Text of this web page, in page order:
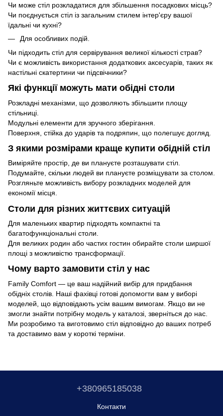
Чи може стіл розкладатися для збільшення посадкових місць?
Чи поєднується стіл із загальним стилем інтер'єру вашої
їдальні чи кухні?
Для особливих подій.
Чи підходить стіл для сервірування великої кількості страв?
Чи є можливість використання додаткових аксесуарів, таких як
настільні скатертини чи підсвічники?
Які функції можуть мати обідні столи
Розкладні механізми, що дозволяють збільшити площу
стільниці.
Модульні елементи для зручного зберігання.
Поверхня, стійка до ударів та подряпин, що полегшує догляд.
З якими розмірами краще купити обідній стіл
Виміряйте простір, де ви плануєте розташувати стіл.
Подумайте, скільки людей ви плануєте розміщувати за столом.
Розгляньте можливість вибору розкладних моделей для
економії місця.
Столи для різних життєвих ситуацій
Для маленьких квартир підходять компактні та
багатофункціональні столи.
Для великих родин або частих гостин обирайте столи ширшої
площі з можливістю трансформації.
Чому варто замовити стіл у нас
Family Comfort — це ваш надійний вибір для придбання
обідніх столів. Наші фахівці готові допомогти вам у виборі
моделей, що відповідають усім вашим вимогам. Якщо ви не
змогли знайти потрібну модель у каталозі, зверніться до нас.
Ми розробимо та виготовимо стіл відповідно до ваших потреб
та доставимо вам у короткі терміни.
+380965185038
Контакти